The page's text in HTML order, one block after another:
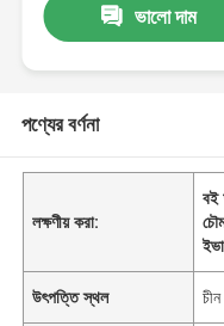
ভালো দাম
পণ্যের বর্ণনা
লক্ষণীয় করা:
বই
উৎপত্তি স্থল চীন